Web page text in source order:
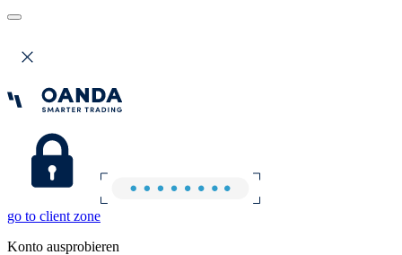
go to client zone
Konto ausprobieren